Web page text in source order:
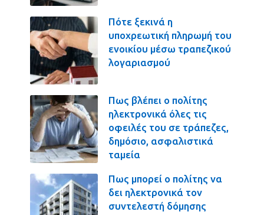
Πότε ξεκινά η
υποχρεωτική πληρωμή του
ενοικίου μέσω τραπεζικού
λογαριασμού
Πως βλέπει ο πολίτης
ηλεκτρονικά όλες τις
οφειλές του σε τράπεζες,
δημόσιο, ασφαλιστικά
ταμεία
Πως μπορεί ο πολίτης να
δει ηλεκτρονικά τον
συντελεστή δόμησης